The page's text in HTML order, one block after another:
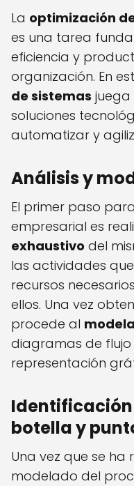
La optimización
es una tarea
eficiencia y
organización. En
de sistemas juega
soluciones
automatizar y
Análisis y
El primer paso
empresarial es
exhaustivo del
las actividades
recursos
ellos. Una vez
procede al
diagramas de
representación
Identificación
botella y
Una vez que se ha
modelado del